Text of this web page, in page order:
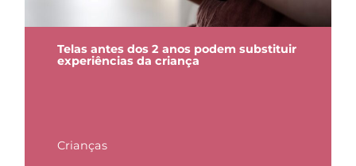
Telas antes dos 2 anos podem substituir
experiências da criança
Crianças